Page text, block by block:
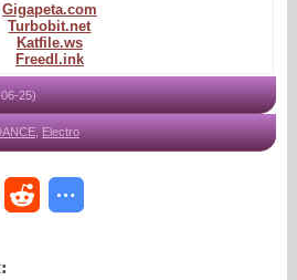
Gigapeta.com
Turbobit.net
Katfile.ws
Freedl.ink
25)
,Electro